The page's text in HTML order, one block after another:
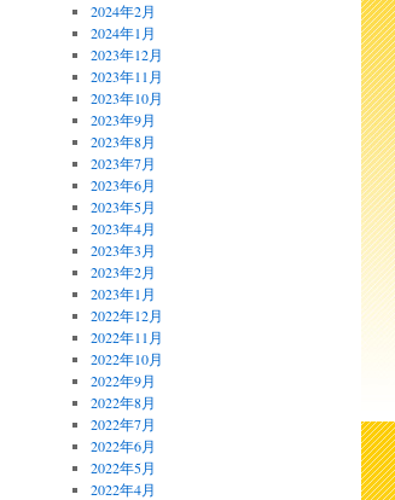
2024年2月
2024年1月
2023年12月
2023年11月
2023年10月
2023年9月
2023年8月
2023年7月
2023年6月
2023年5月
2023年4月
2023年3月
2023年2月
2023年1月
2022年12月
2022年11月
2022年10月
2022年9月
2022年8月
2022年7月
2022年6月
2022年5月
2022年4月